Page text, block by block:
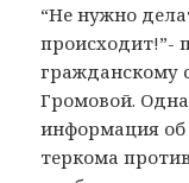
“Не нужно
происходит!”-
гражданскому
Громовой.
информация об
теркома